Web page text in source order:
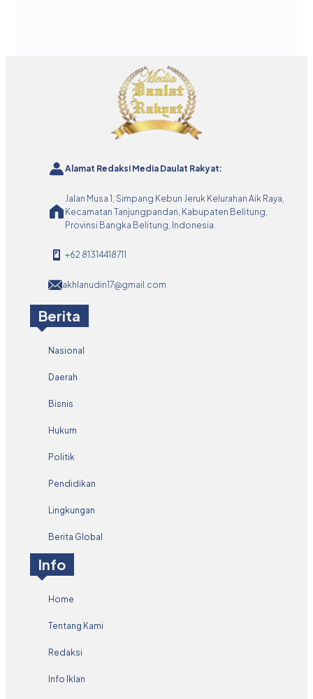
Alamat Redaksi Media Daulat Rakyat:
Jalan Musa 1, Simpang Kebun Jeruk Kelurahan Aik Raya,
Kecamatan Tanjungpandan, Kabupaten Belitung,
Provinsi Bangka Belitung, Indonesia.
+62 81314418711
akhlanudin17@gmail.com
Berita
Nasional
Daerah
Bisnis
Hukum
Politik
Pendidikan
Lingkungan
Berita Global
Info
Home
Tentang Kami
Redaksi
Info Iklan